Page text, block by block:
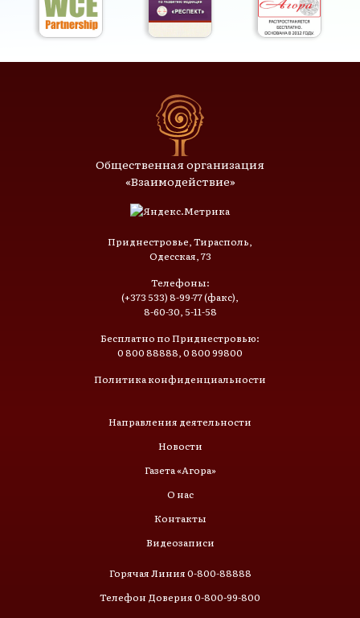
Общественная организация
«Взаимодействие»
Приднестровье, Тирасполь,
Одесская, 73
Телефоны:
(+373 533) 8-99-77 (факс),
8-60-30, 5-11-58
Бесплатно по Приднестровью:
0 800 88888, 0 800 99800
Политика конфиденциальности
Направления деятельности
Новости
Газета «Агора»
О нас
Контакты
Видеозаписи
Горячая Линия 0-800-88888
Телефон Доверия 0-800-99-800